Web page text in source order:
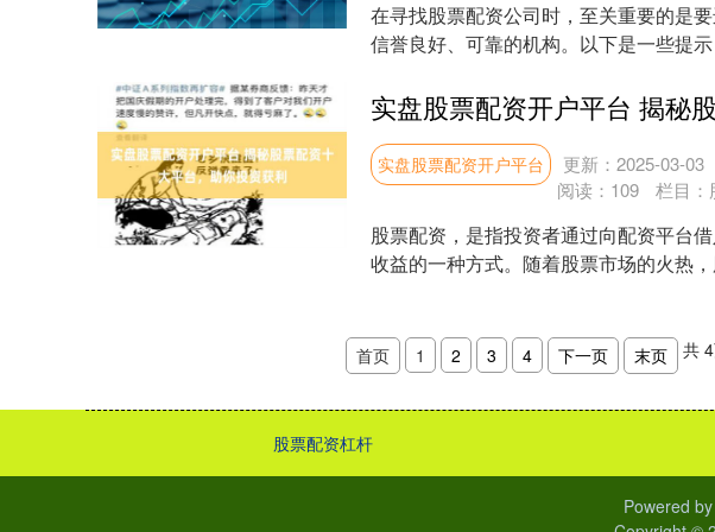
在寻找股票配资公司时，至关重要的是
信誉良好、可靠的机构。以下是一些提
实盘股票配资开户平台 更新：2025-03-03
阅读： 109 栏目：
股票配资，是指投资者通过向配资平台
收益的一种方式。随着股票市场的火热
首页 1 2 3 4 下一页 末页 共 4
股票配资杠杆
Powered by